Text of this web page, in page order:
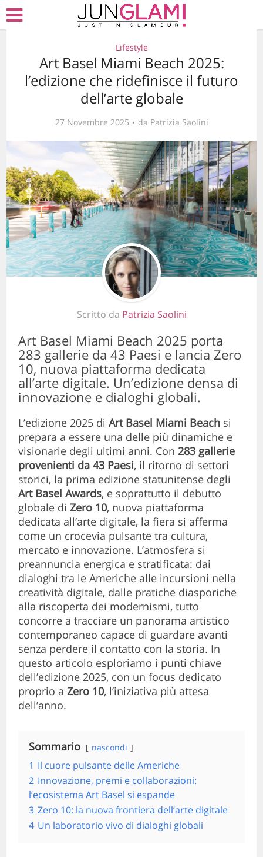
Lifestyle
Art Basel Miami Beach 2025:
l’edizione che ridefinisce il futuro
dell’arte globale
27 Novembre 2025 da Patrizia Saolini
Scritto da Patrizia Saolini
Art Basel Miami Beach 2025 porta
283 gallerie da 43 Paesi e lancia Zero
10, nuova piattaforma dedicata
all’arte digitale. Un’edizione densa di
innovazione e dialoghi globali.
L’edizione 2025 diArt Basel Miami Beach si
prepara a essere una delle più dinamiche e
visionarie degli ultimi anni. Con 283 gallerie
provenienti da 43 Paesi, il ritorno di settori
storici, la prima edizione statunitense degli
Art Basel Awards, e soprattutto il debutto
globale diZero 10, nuova piattaforma
dedicata all’arte digitale, la fiera si afferma
come un crocevia pulsante tra cultura,
mercato e innovazione. L’atmosfera si
preannuncia energica e stratificata: dai
dialoghi tra le Americhe alle incursioni nella
creatività digitale, dalle pratiche diasporiche
alla riscoperta dei modernismi, tutto
concorre a tracciare un panorama artistico
contemporaneo capace di guardare avanti
senza perdere il contatto con la storia. In
questo articolo esploriamo i punti chiave
dell’edizione 2025, con un focus dedicato
proprio aZero 10, l’iniziativa più attesa
dell’anno.
Sommario nascondi
1 Il cuore pulsante delle Americhe
2 Innovazione, premi e collaborazioni:
l’ecosistema Art Basel si espande
3 Zero 10: la nuova frontiera dell’arte digitale
4 Un laboratorio vivo di dialoghi globali